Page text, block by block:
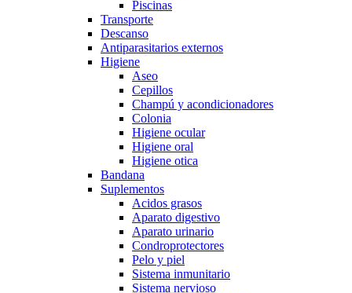
Piscinas
Transporte
Descanso
Antiparasitarios externos
Higiene
Aseo
Cepillos
Champú y acondicionadores
Colonia
Higiene ocular
Higiene oral
Higiene otica
Bandana
Suplementos
Acidos grasos
Aparato digestivo
Aparato urinario
Condroprotectores
Pelo y piel
Sistema inmunitario
Sistema nervioso